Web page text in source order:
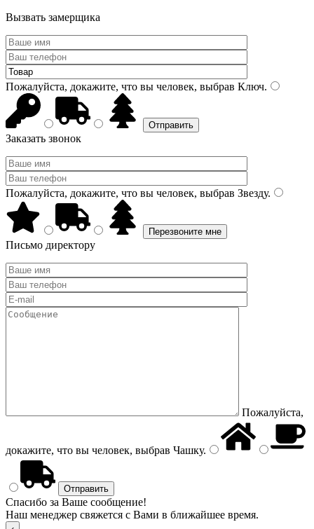
Вызвать замерщика
Пожалуйста, докажите, что вы человек, выбрав Ключ.
Заказать звонок
Пожалуйста, докажите, что вы человек, выбрав Звезду.
Письмо директору
Пожалуйста,
докажите, что вы человек, выбрав Чашку.
Спасибо за Ваше сообщение!
Наш менеджер свяжется с Вами в ближайшее время.